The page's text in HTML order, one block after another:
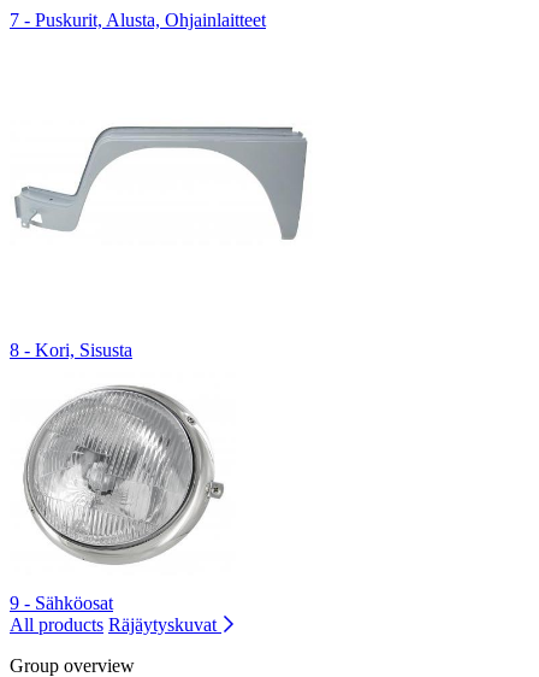
7 - Puskurit, Alusta, Ohjainlaitteet
8 - Kori, Sisusta
9 - Sähköosat
All products Räjäytyskuvat
Group overview